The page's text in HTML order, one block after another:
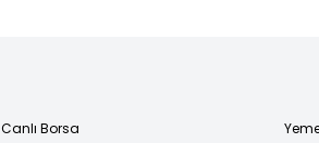
Canlı Borsa